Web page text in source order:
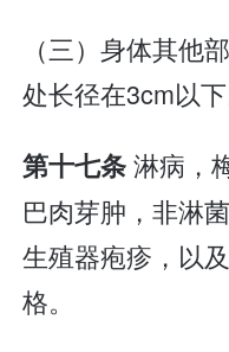
（三）身体其他
处长径在3cm以下
第十七条淋病，
巴肉芽肿，非淋
生殖器疱疹，以
格。